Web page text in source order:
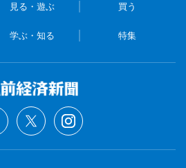
見る・遊ぶ 買う
学ぶ・知る 特集